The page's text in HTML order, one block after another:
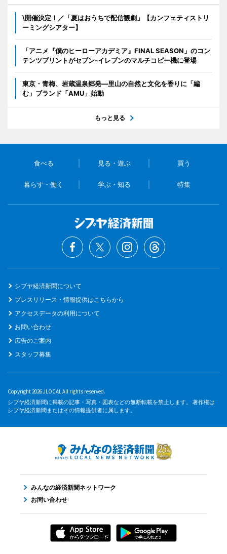
\開催決定！／「夏はおうちで配信観劇」【カンフェティストリ
ーミングシアター】
「アニメ『僕のヒーローアカデミア』FINAL SEASON」のコン
テンツプリントがセブン‐イレブンのマルチコピー機に登場
東京・青梅、岩蔵温泉郷発―里山の自然と文化を香りに「編
む」ブランド「AMU」始動
もっと見る
食べる 見る・遊ぶ 買う
暮らす・働く 学ぶ・知る 特集
シブヤ経済新聞について
プレスリリース・情報提供はこちらから
アクセスデータの利用について
お問い合わせ
広告のご案内
スタッフ募集
Copyright 2026 JLOCAL All rights reserved.
シブヤ経済新聞に掲載の記事・写真・図表などの無断転載を禁止します。 著作権は
シブヤ経済新聞またはその情報提供者に属します。
みんなの経済新聞ネットワーク
お問い合わせ